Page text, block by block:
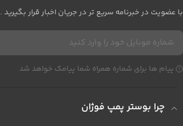
با عضویت در خبرنامه سریع تر در جریان اخبار قرار بگیرید .
پیام ها برای شماره همراه شما پیامک خواهد شد
چرا بوستر پمپ فوژان